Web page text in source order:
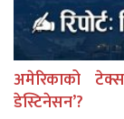
अमेरिकाको
डेस्टिनेसन’?